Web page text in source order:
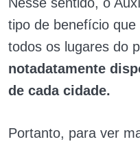
tipo de benefício
todos os lugares do
notadatamente
de cada cidade.
Portanto, para ver